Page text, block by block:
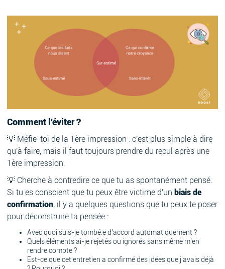
Comment l'éviter ?
💡 Méfie-toi de la 1ère impression : c'est plus simple à dire
qu'à faire, mais il faut toujours prendre du recul après une
1ère impression.
💡 Cherche à contredire ce que tu as spontanément pensé.
Si tu es conscient que tu peux être victime d'un biais de
confirmation, il y a quelques questions que tu peux te poser
pour déconstruire ta pensée :
Avec quoi suis-je tombé.e d’accord automatiquement ?
Quels éléments ai-je rejetés ou ignorés sans même m’en
rendre compte ?
Est-ce que cet entretien a confirmé des idées que j’avais déjà